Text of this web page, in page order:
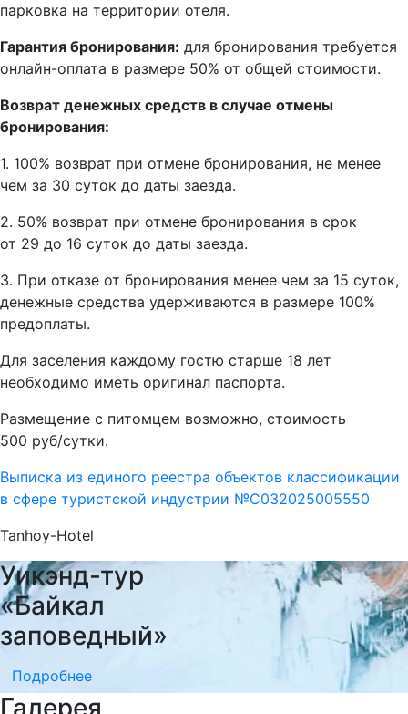
парковка на территории отеля.
Гарантия бронирования: для бронирования требуется
онлайн-оплата в размере 50% от общей стоимости.
Возврат денежных средств в случае отмены
бронирования:
1. 100% возврат при отмене бронирования, не менее
чем за 30 суток до даты заезда.
2. 50% возврат при отмене бронирования в срок
от 29 до 16 суток до даты заезда.
3. При отказе от бронирования менее чем за 15 суток,
денежные средства удерживаются в размере 100%
предоплаты.
Для заселения каждому гостю старше 18 лет
необходимо иметь оригинал паспорта.
Размещение с питомцем возможно, стоимость
500 руб/сутки.
Выписка из единого реестра объектов классификации
в сфере туристской индустрии №С032025005550
Tanhoy-Hotel
Уикэнд-тур
«Байкал
заповедный»
Подробнее
Галерея